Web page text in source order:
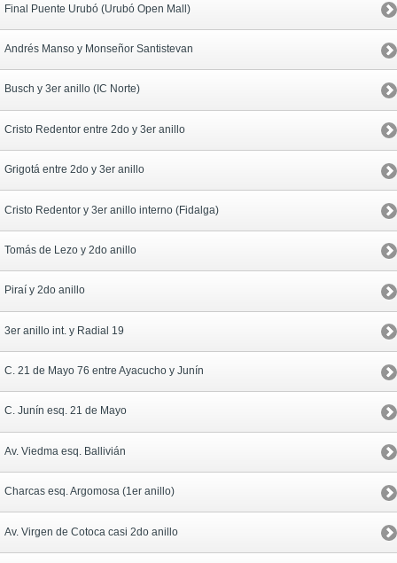
Final Puente Urubó (Urubó Open Mall)
Andrés Manso y Monseñor Santistevan
Busch y 3er anillo (IC Norte)
Cristo Redentor entre 2do y 3er anillo
Grigotá entre 2do y 3er anillo
Cristo Redentor y 3er anillo interno (Fidalga)
Tomás de Lezo y 2do anillo
Piraí y 2do anillo
3er anillo int. y Radial 19
C. 21 de Mayo 76 entre Ayacucho y Junín
C. Junín esq. 21 de Mayo
Av. Viedma esq. Ballivián
Charcas esq. Argomosa (1er anillo)
Av. Virgen de Cotoca casi 2do anillo